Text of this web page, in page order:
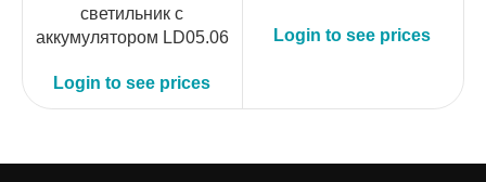
светильник с
аккумулятором LD05.06
Login to see prices
Login to see prices